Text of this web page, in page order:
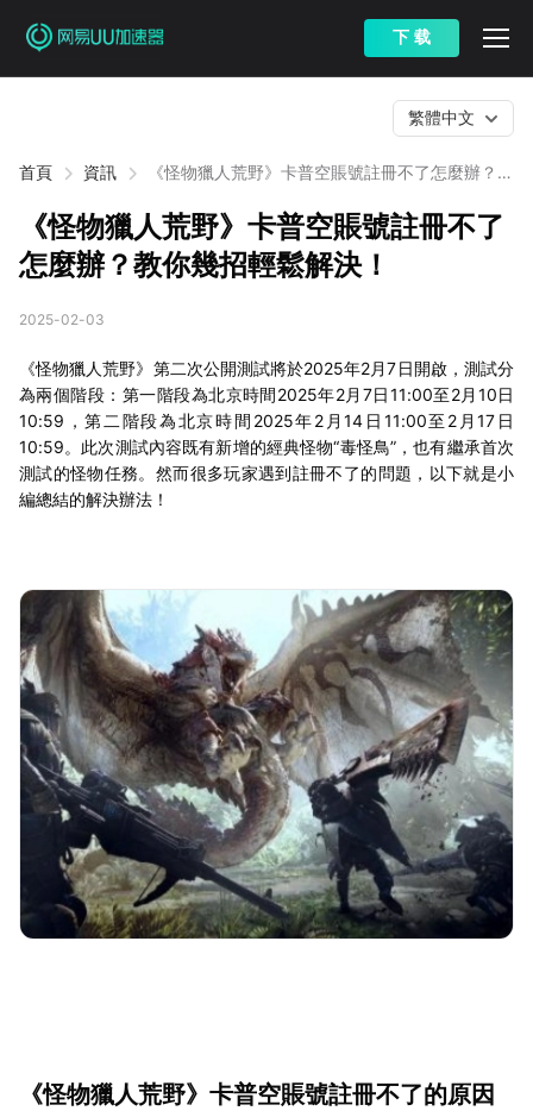
下 载
首頁 資訊
《怪物獵人荒野》卡普空賬號註冊不了怎麼辦？教
繁體中文
《怪物獵人荒野》卡普空賬號註冊不了
怎麼辦？教你幾招輕鬆解決！
2025-02-03
《怪物獵人荒野》第二次公開測試將於2025年2月7日開啟，測試分
為兩個階段：第一階段為北京時間2025年2月7日11:00至2月10日
10:59，第二階段為北京時間2025年2月14日11:00至2月17日
10:59。此次測試內容既有新增的經典怪物“毒怪鳥”，也有繼承首次
測試的怪物任務。然而很多玩家遇到註冊不了的問題，以下就是小
編總結的解決辦法！
《怪物獵人荒野》卡普空賬號註冊不了的原因